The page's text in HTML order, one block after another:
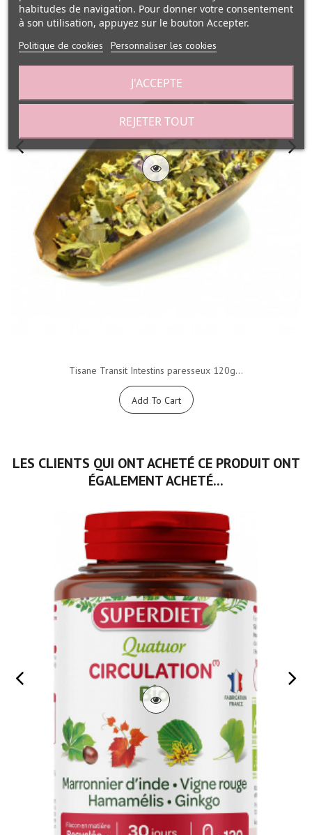
Tisane Transit Intestins paresseux 120g...
Add To Cart
LES CLIENTS QUI ONT ACHETÉ CE PRODUIT ONT
ÉGALEMENT ACHETÉ...
habitudes de navigation. Pour donner votre consentement
à son utilisation, appuyez sur le bouton Accepter.
Politique de cookies Personnaliser les cookies
REJETER TOUT
J'ACCEPTE